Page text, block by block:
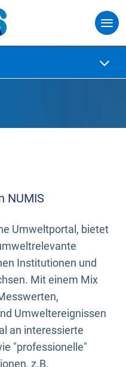
NUMIS
Umweltportal, bietet
Institutionen und
Mit einem Mix
Umweltereignissen
an interessierte
"professionelle"
z.B.